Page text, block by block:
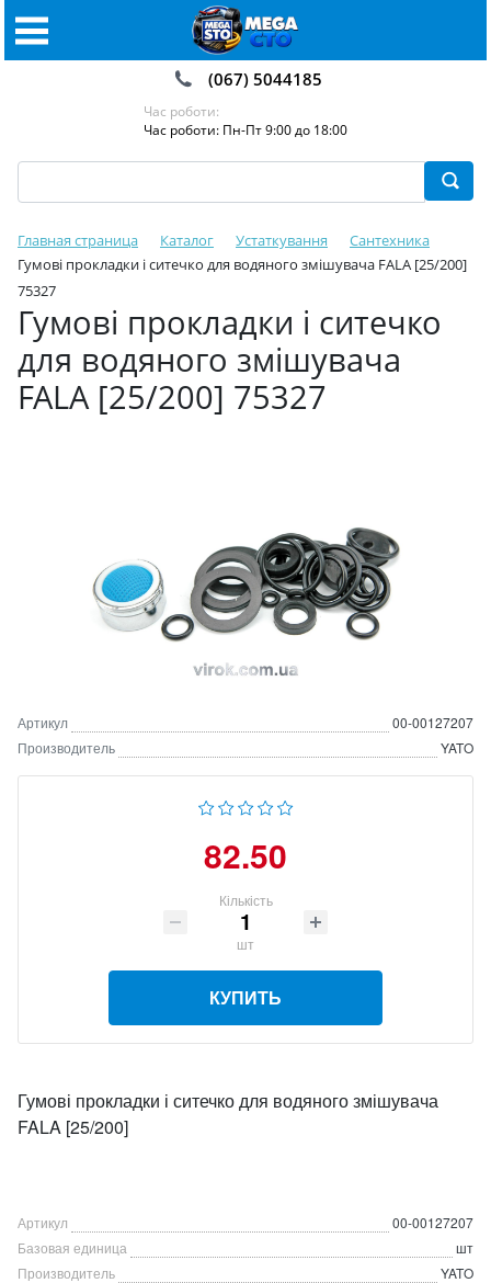
(067) 5044185
Час роботи:
Час роботи: Пн-Пт 9:00 до 18:00
Главная страница Каталог Устаткування
Сантехника
Гумові прокладки і ситечко для водяного змішувача FALA [25/200]
75327
Гумові прокладки і ситечко
для водяного змішувача
FALA [25/200] 75327
Артикул
00-00127207
Производитель
YATO
82.50
Кількість
шт
КУПИТЬ
Гумові прокладки і ситечко для водяного змішувача
FALA [25/200]
Артикул
00-00127207
Базовая единица
шт
Производитель
YATO